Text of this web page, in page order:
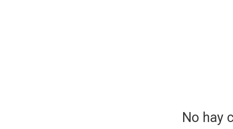
No hay